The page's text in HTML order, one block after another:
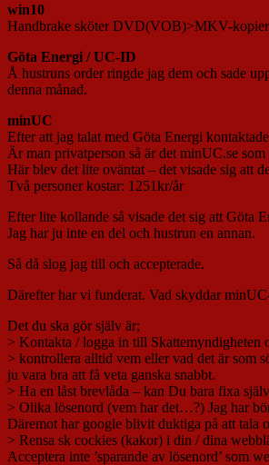
win10
Handbrake sköter DVD(VOB)>MKV-
Göta Energi / UC-ID
Å hustruns order ringde jag dem och sade
denna månad.
minUC
Efter att jag talat med Göta Energi
Är man privatperson så är det minUC.se
Här blev det lite oväntat – det visade sig att
Två personer kostar: 1251kr/år
Efter lite kollande så visade det sig att Göta
Jag har ju inte en del och hustrun en annan.
Så då slog jag till och accepterade.
Därefter har vi funderat. Vad skyddar
Det du ska gör själv är;
> Kontakta / logga in till Skattemyndigheten
> kontrollera alltid vem eller vad det är som
ju vara bra att få veta ganska snabbt.
> Ha en låst brevlåda – kan Du bara fixa
> Olika lösenord (vem har det…?) Jag har
Däremot har google blivit duktiga på att tala
> Rensa sk cockies (kakor) i din / dina
Acceptera inte ’sparande av lösenord’ som